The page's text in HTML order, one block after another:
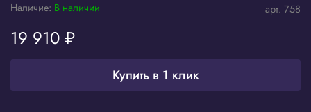
арт. 758
Наличие: В наличии
19 910 ₽
Купить в 1 клик